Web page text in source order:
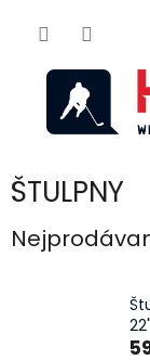
ŠTULPNY
22"